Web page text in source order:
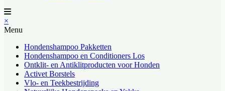
×
Menu
Hondenshampoo Pakketten
Hondenshampoo en Conditioners Los
Ontklit- en Antiklitproducten voor Honden
Activet Borstels
Vlo- en Teekbestrijding